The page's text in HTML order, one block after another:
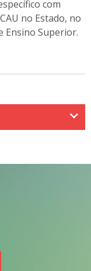
com
no Estado, no
Ensino Superior.